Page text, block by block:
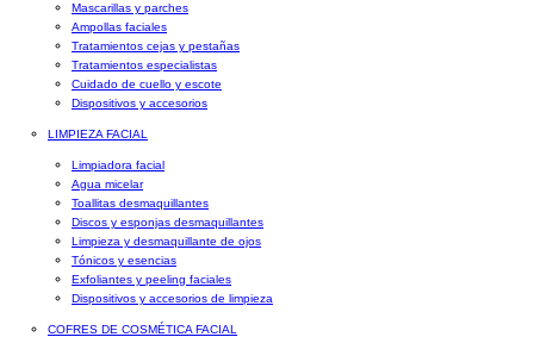
Mascarillas y parches
Ampollas faciales
Tratamientos cejas y pestañas
Tratamientos especialistas
Cuidado de cuello y escote
Dispositivos y accesorios
LIMPIEZA FACIAL
Limpiadora facial
Agua micelar
Toallitas desmaquillantes
Discos y esponjas desmaquillantes
Limpieza y desmaquillante de ojos
Tónicos y esencias
Exfoliantes y peeling faciales
Dispositivos y accesorios de limpieza
COFRES DE COSMÉTICA FACIAL